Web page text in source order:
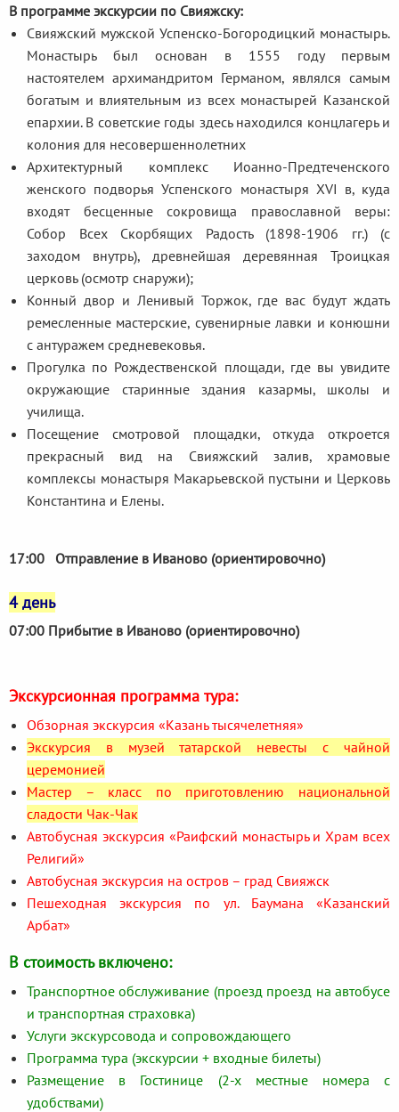
В программе экскурсии по Свияжску:
Свияжский мужской Успенско-Богородицкий монастырь.
Монастырь был основан в 1555 году первым
настоятелем архимандритом Германом, являлся самым
богатым и влиятельным из всех монастырей Казанской
епархии. В советские годы здесь находился концлагерь и
колония для несовершеннолетних
Архитектурный комплекс Иоанно-Предтеченского
женского подворья Успенского монастыря XVI в, куда
входят бесценные сокровища православной веры:
Собор Всех Скорбящих Радость (1898-1906 гг.) (с
заходом внутрь), древнейшая деревянная Троицкая
церковь (осмотр снаружи);
Конный двор и Ленивый Торжок, где вас будут ждать
ремесленные мастерские, сувенирные лавки и конюшни
с антуражем средневековья.
Прогулка по Рождественской площади, где вы увидите
окружающие старинные здания казармы, школы и
училища.
Посещение смотровой площадки, откуда откроется
прекрасный вид на Свияжский залив, храмовые
комплексы монастыря Макарьевской пустыни и Церковь
Константина и Елены.
17:00 Отправление в Иваново (ориентировочно)
4 день
07:00 Прибытие в Иваново (ориентировочно)
Экскурсионная программа тура:
Обзорная экскурсия «Казань тысячелетняя»
Экскурсия в музей татарской невесты с чайной
церемонией
Мастер – класс по приготовлению национальной
сладости Чак-Чак
Автобусная экскурсия «Раифский монастырь и Храм всех
Религий»
Автобусная экскурсия на остров – град Свияжск
Пешеходная экскурсия по ул. Баумана «Казанский
Арбат»
В стоимость включено:
Транспортное обслуживание (проезд проезд на автобусе
и транспортная страховка)
Услуги экскурсовода и сопровождающего
Программа тура (экскурсии + входные билеты)
Размещение в Гостинице (2-х местные номера с
удобствами)